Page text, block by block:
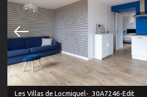
Les Villas de Locmiquel-_30A7246-Edit